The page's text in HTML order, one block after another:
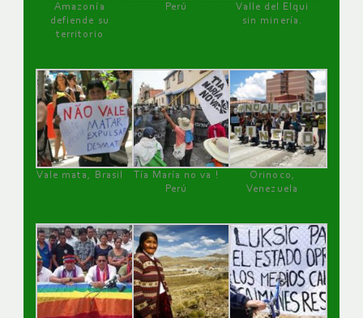
Amazonía
defiende su
territorio
Perú
Valle del Elqui
sin minería.
Vale mata, Brasil
Tía María no va !
Perú
Orinoco,
Venezuela